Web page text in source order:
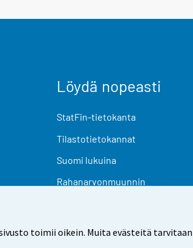
toimii oikein. Muita evästeitä
Löydä nopeasti
StatFin-tietokanta
Tilastotietokannat
Suomi lukuina
Rahanarvonmuunnin